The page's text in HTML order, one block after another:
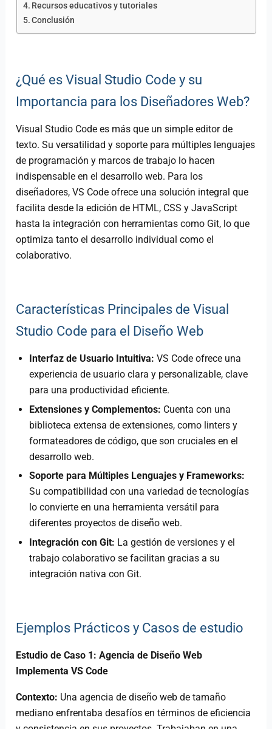
Recursos educativos y tutoriales
Conclusión
¿Qué es Visual Studio Code y su
Importancia para los Diseñadores Web?
Visual Studio Code es más que un simple editor de
texto. Su versatilidad y soporte para múltiples lenguajes
de programación y marcos de trabajo lo hacen
indispensable en el desarrollo web. Para los
diseñadores, VS Code ofrece una solución integral que
facilita desde la edición de HTML, CSS y JavaScript
hasta la integración con herramientas como Git, lo que
optimiza tanto el desarrollo individual como el
colaborativo.
Características Principales de Visual
Studio Code para el Diseño Web
Interfaz de Usuario Intuitiva: VS Code ofrece una
experiencia de usuario clara y personalizable, clave
para una productividad eficiente.
Extensiones y Complementos: Cuenta con una
biblioteca extensa de extensiones, como linters y
formateadores de código, que son cruciales en el
desarrollo web.
Soporte para Múltiples Lenguajes y Frameworks:
Su compatibilidad con una variedad de tecnologías
lo convierte en una herramienta versátil para
diferentes proyectos de diseño web.
Integración con Git: La gestión de versiones y el
trabajo colaborativo se facilitan gracias a su
integración nativa con Git.
Ejemplos Prácticos y Casos de estudio
Estudio de Caso 1: Agencia de Diseño Web
Implementa VS Code
Contexto: Una agencia de diseño web de tamaño
mediano enfrentaba desafíos en términos de eficiencia